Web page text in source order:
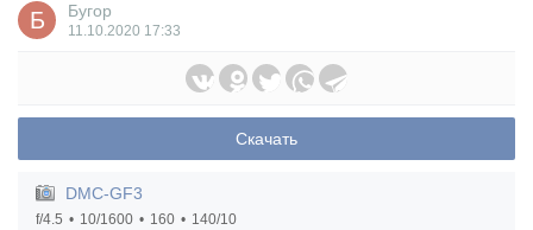
Бугор
11.10.2020 17:33
Скачать
DMC-GF3
f/4.5 10/1600 160 140/10